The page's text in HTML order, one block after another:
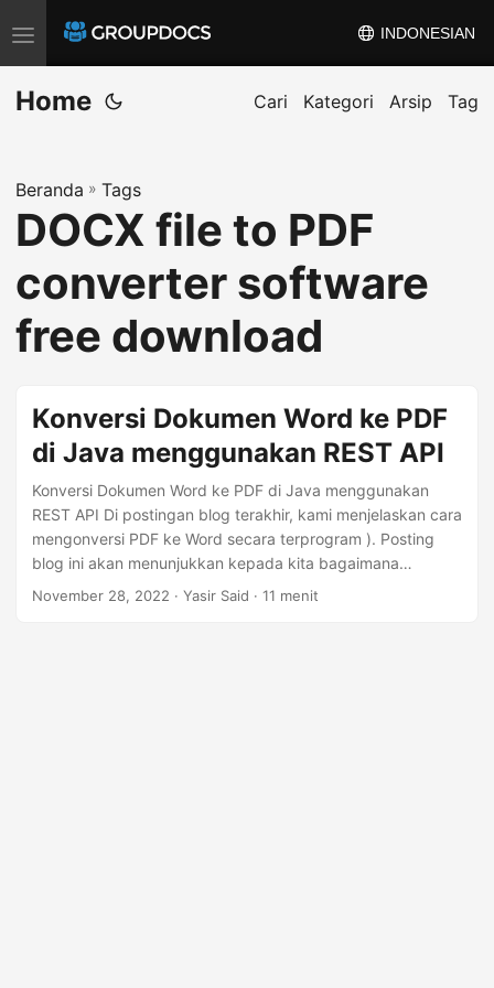
A
l
i
a
n
a
v
i
INDONESIAN
Home Cari Kategori Arsip Tag
Beranda » Tags
DOCX file to PDF
converter software
free download
Konversi Dokumen Word ke PDF
di Java menggunakan REST API
Konversi Dokumen Word ke PDF di Java menggunakan
REST API Di postingan blog terakhir, kami menjelaskan cara
mengonversi PDF ke Word secara terprogram ). Posting
blog ini akan menunjukkan kepada kita bagaimana
menggunakan pustaka Java untuk mengonversi dokumen
November 28, 2022 · Yasir Said · 11 menit